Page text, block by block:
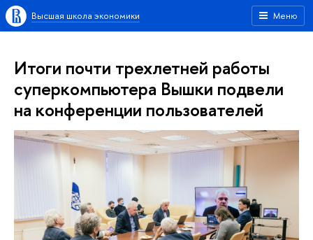
Меню
Высшая школа экономики
Итоги почти трехлетней работы
суперкомпьютера Вышки подвели
на конференции пользователей